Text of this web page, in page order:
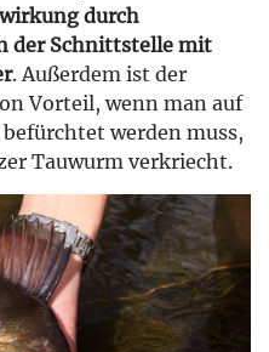
durch
der Schnittstelle mit
. Außerdem ist der
Vorteil, wenn man auf
werden muss,
Tauwurm verkriecht.